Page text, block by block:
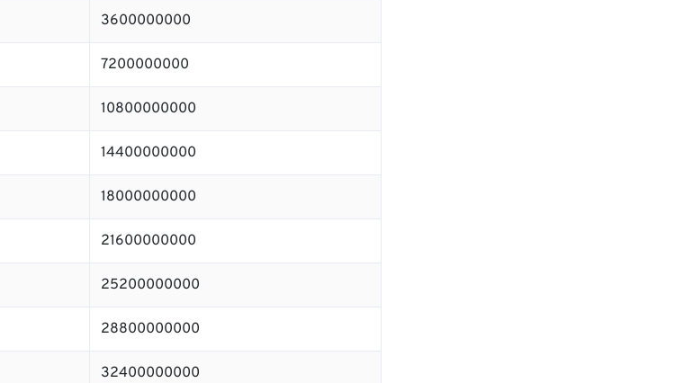
3600000000
7200000000
10800000000
14400000000
18000000000
21600000000
25200000000
28800000000
32400000000